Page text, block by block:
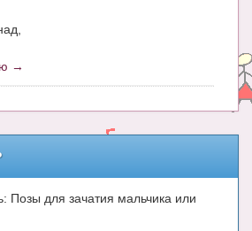
→
Позы для зачатия мальчика или